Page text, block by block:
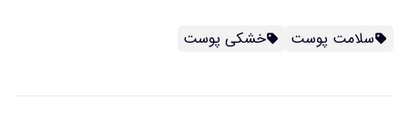
سلامت پوست خشکی پوست